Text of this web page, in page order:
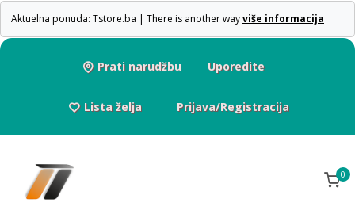
Aktuelna ponuda: Tstore.ba | There is another wayviše informacija
Prati narudžbu Uporedite
Lista želja Prijava/Registracija
0